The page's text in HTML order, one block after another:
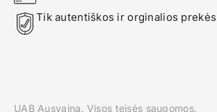
Tik autentiškos ir orginalios prekės
UAB Ausvaina. Visos teisės saugomos.